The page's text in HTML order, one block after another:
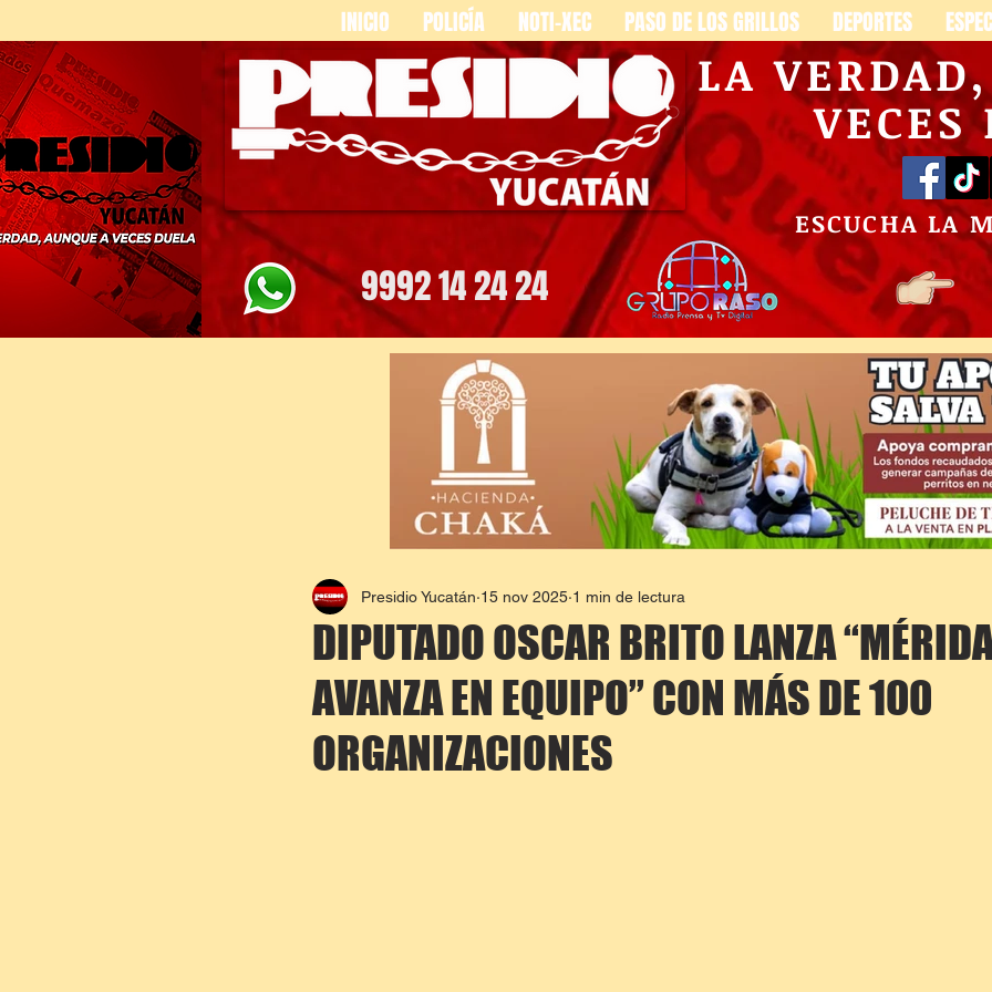
INICIO POLICÍA NOTI-XEC PASO DE LOS GRILLOS DEPORTES
LA
VECES
ESCUCHA LA
9992 14 24 24
DIPUTADO OSCAR BRITO LANZA
AVANZA EN EQUIPO” CON MÁS DE 100
ORGANIZACIONES
Presidio Yucatán 15 nov 2025 1 min de lectura